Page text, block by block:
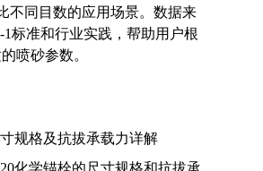
不同目数的应用场景。数据来
1标准和行业实践，帮助用户根
喷砂参数。
规格及抗拔承载力详解
化学锚栓的尺寸规格和抗拔承